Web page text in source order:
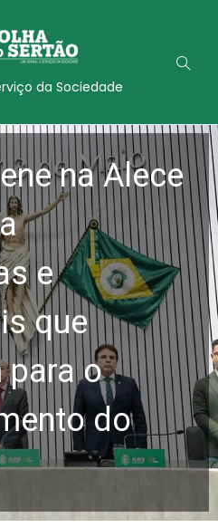
da Sociedade
na Alece
e
que
para o
do